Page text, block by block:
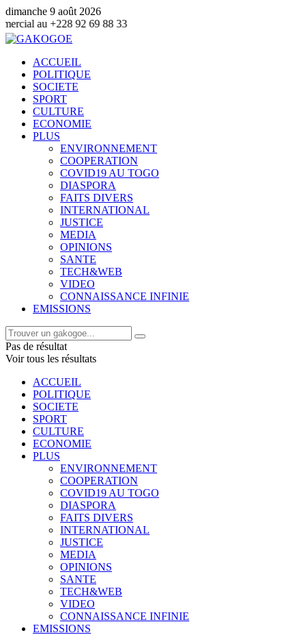
dimanche 9 août 2026
ACCUEIL
POLITIQUE
SOCIETE
SPORT
CULTURE
ECONOMIE
PLUS
ENVIRONNEMENT
COOPERATION
COVID19 AU TOGO
DIASPORA
FAITS DIVERS
INTERNATIONAL
JUSTICE
MEDIA
OPINIONS
SANTE
TECH&WEB
VIDEO
CONNAISSANCE INFINIE
EMISSIONS
Pas de résultat
Voir tous les résultats
ACCUEIL
POLITIQUE
SOCIETE
SPORT
CULTURE
ECONOMIE
PLUS
ENVIRONNEMENT
COOPERATION
COVID19 AU TOGO
DIASPORA
FAITS DIVERS
INTERNATIONAL
JUSTICE
MEDIA
OPINIONS
SANTE
TECH&WEB
VIDEO
CONNAISSANCE INFINIE
EMISSIONS